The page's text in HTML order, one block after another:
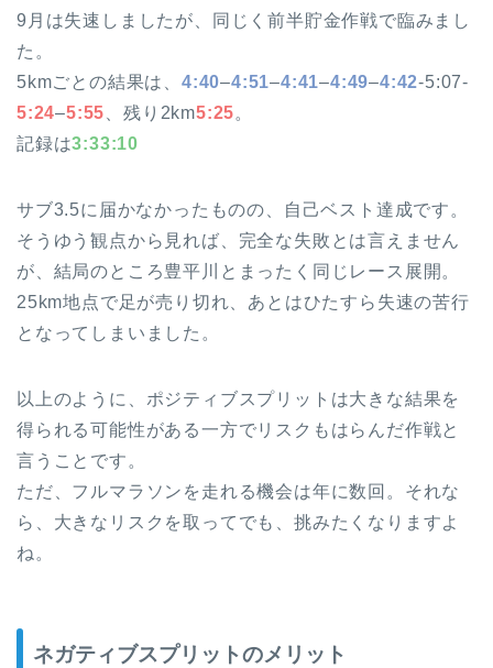
9月は失速しましたが、同じく前半貯金作戦で臨みまし
た。
5kmごとの結果は、 4:40–4:51–4:41–4:49–4:42-5:07-
5:24–5:55 、残り2km5:25。
記録は3:33:10
サブ3.5に届かなかったものの、自己ベスト達成です。
そうゆう観点から見れば、完全な失敗とは言えません
が、結局のところ豊平川とまったく同じレース展開。
25km地点で足が売り切れ、あとはひたすら失速の苦行
となってしまいました。
以上のように、ポジティブスプリットは大きな結果を
得られる可能性がある一方でリスクもはらんだ作戦と
言うことです。
ただ、フルマラソンを走れる機会は年に数回。それな
ら、大きなリスクを取ってでも、挑みたくなりますよ
ね。
ネガティブスプリットのメリット